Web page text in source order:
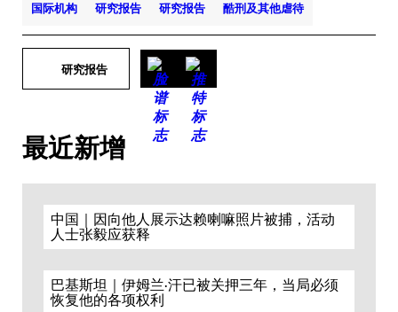
国际机构 研究报告 研究报告 酷刑及其他虐待
研究报告
最近新增
中国｜因向他人展示达赖喇嘛照片被捕，活动
人士张毅应获释
巴基斯坦｜伊姆兰·汗已被关押三年，当局必须
恢复他的各项权利